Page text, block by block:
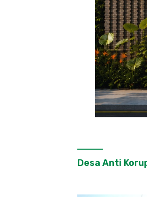
Desa Anti